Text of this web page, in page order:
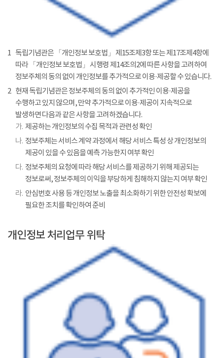
1 독립기념관은 「개인정보 보호법」 제15조제3항 또는 제17조제4항에
따라 「개인정보 보호법」 시행령 제14조의2에 따른 사항을 고려하여
정보주체의 동의 없이 개인정보를 추가적으로 이용·제공할 수 있습니다.
2 현재 독립기념관은 정보주체의 동의 없이 추가적인 이용·제공을
수행하고 있지 않으며, 만약 추가적으로 이용·제공이 지속적으로
발생하면 다음과 같은 사항을 고려하겠습니다.
가. 제공하는 개인정보의 수집 목적과 관련성 확인
나. 정보주체는 서비스 계약 과정에서 해당 서비스 특성 상 개인정보의
제공이 있을 수 있음을 예측 가능한지 여부 확인
다. 정보주체의 요청에 따라 해당 서비스를 제공하기 위해 제공되는
정보로써, 정보주체의 이익을 부당하게 침해하지 않는지 여부 확인
라. 안심번호 사용 등 개인정보 노출을 최소화하기 위한 안전성 확보에
필요한 조치를 확인하여 준비
개인정보 처리업무 위탁